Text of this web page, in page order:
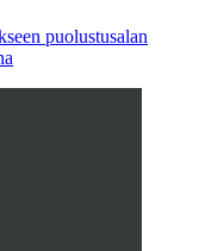
puolustusalan